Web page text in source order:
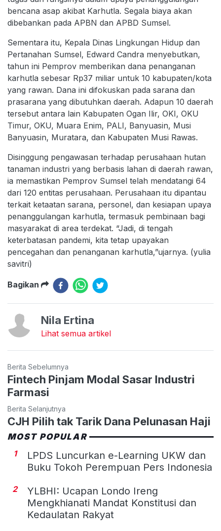
bencana asap akibat Karhutla. Segala biaya akan
dibebankan pada APBN dan APBD Sumsel.
Sementara itu, Kepala Dinas Lingkungan Hidup dan
Pertanahan Sumsel, Edward Candra menyebutkan,
tahun ini Pemprov memberikan dana penanganan
karhutla sebesar Rp37 miliar untuk 10 kabupaten/kota
yang rawan. Dana ini difokuskan pada sarana dan
prasarana yang dibutuhkan daerah. Adapun 10 daerah
tersebut antara lain Kabupaten Ogan Ilir, OKI, OKU
Timur, OKU, Muara Enim, PALI, Banyuasin, Musi
Banyuasin, Muratara, dan Kabupaten Musi Rawas.
Disinggung pengawasan terhadap perusahaan hutan
tanaman industri yang berbasis lahan di daerah rawan,
ia memastikan Pemprov Sumsel telah mendatangi 64
dari 120 entitas perusahaan. Perusahaan itu dipantau
terkait ketaatan sarana, personel, dan kesiapan upaya
penanggulangan karhutla, termasuk pembinaan bagi
masyarakat di area terdekat. “Jadi, di tengah
keterbatasan pandemi, kita tetap upayakan
pencegahan dan penanganan karhutla,”ujarnya. (yulia
savitri)
Bagikan
Nila Ertina
Lihat semua artikel
Berita Sebelumnya
Fintech Pinjam Modal Sasar Industri
Farmasi
Berita Selanjutnya
CJH Pilih tak Tarik Dana Pelunasan Haji
MOST POPULAR
1
LPDS Luncurkan e-Learning UKW dan
Buku Tokoh Perempuan Pers Indonesia
2
YLBHI: Ucapan Londo Ireng
Mengkhianati Mandat Konstitusi dan
Kedaulatan Rakyat